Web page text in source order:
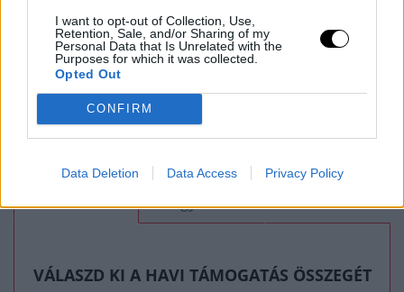
I want to opt-out of Collection, Use,
Retention, Sale, and/or Sharing of my
Personal Data that Is Unrelated with the
Purposes for which it was collected.
Opted Out
CONFIRM
Data Deletion Data Access Privacy Policy
most segíthetsz, hogy ezt még sokáig csinálhassuk.
Legyen az kicsi vagy nagy mértékű támogatás, egyszeri
vagy rendszeres, mi nagyon hálásak leszünk és nagyra
értékeljük, hogy hozzájárulsz a TOTALDAMAGE Magazin
jövőjéhez.
Rendszeres Egyszeri Átatulás
VÁLASZD KI A HAVI TÁMOGATÁS ÖSSZEGÉT